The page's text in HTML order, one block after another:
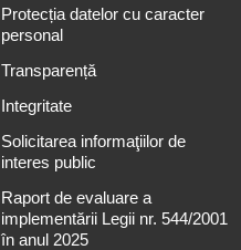
Protecția datelor cu caracter
personal
Transparență
Integritate
Solicitarea informaţiilor de
interes public
Raport de evaluare a
implementării Legii nr. 544/2001
în anul 2025